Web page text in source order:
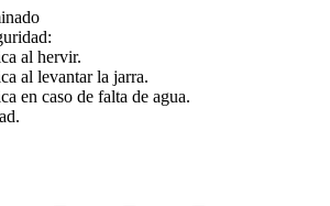
al hervir.
al levantar la jarra.
en caso de falta de agua.